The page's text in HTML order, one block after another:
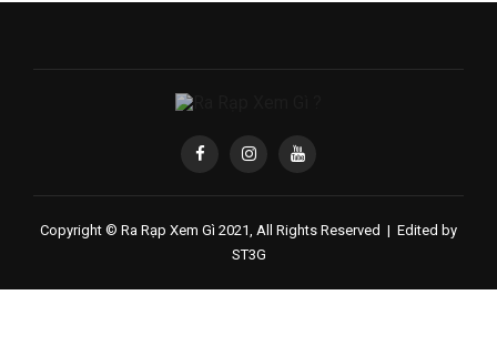
Copyright © Ra Rạp Xem Gì 2021, All Rights Reserved | Edited by
ST3G